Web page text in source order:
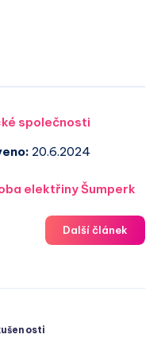
společnosti
20.6.2024
elektřiny Šumperk
Další článek